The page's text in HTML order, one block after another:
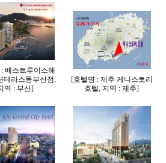
베스트루이스해
테라스동부산점,
역 : 부산]
[호텔명 : 제주 케니스토리
호텔, 지역 : 제주]